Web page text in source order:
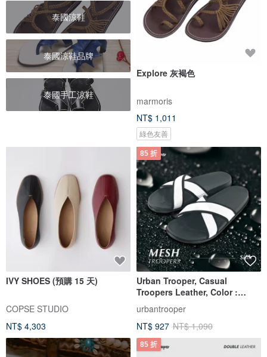
泰國涼鞋
泰國涼鞋品牌
泰國手工涼鞋
Explore 灰褐色
marmoris
NT$ 1,011
綠色友善
IVY SHOES (預購 15 天)
COPSE STUDIO
NT$ 4,303
85 折
Urban Trooper, Casual
Troopers Leather, Color :
Burgundy
urbantrooper
NT$ 927 NT$ 1,090
85 折